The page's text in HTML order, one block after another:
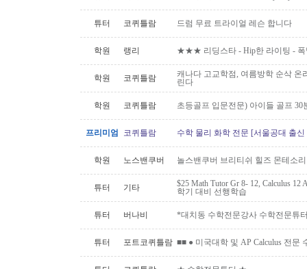
튜터 코퀴틀람 드럼 무료 트라이얼 레슨 합니다
학원 랭리 ★★★ 리딩스타 - Hip한 라이팅 -
학원 코퀴틀람
캐나다 고교학점, 여름방학 순삭 온
린다
학원 코퀴틀람 초등골프 입문전문) 아이들 골프 30
프리미엄 코퀴틀람 수학 물리 화학 전문 [서울공대 출
학원 노스밴쿠버 놀스밴쿠버 브리티쉬 힐즈 몬테소
튜터 기타
$25 Math Tutor Gr 8- 12, Calculus
학기 대비 선행학습
튜터 버나비 *대치동 수학전문강사 수학전문튜
튜터 포트코퀴틀람 ■■ ● 미국대학 및 AP Calculus 전문